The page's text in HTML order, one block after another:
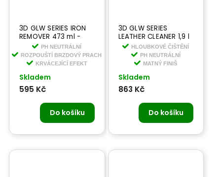
3D GLW SERIES IRON
REMOVER 473 ml -
čistič na kola s
krvácejícím efektem
PH NEUTRÁLNÍ
ROZPOUŠTÍ BRZDOVÝ PRACH
KRVÁCEJÍCÍ EFEKT
Skladem
595 Kč
Do košíku
3D GLW SERIES
LEATHER CLEANER 1,9 l
-čistič na kůži
HLOUBKOVÉ ČIŠTĚNÍ
PH NEUTRÁLNÍ
MATNÝ FINIŠ
Skladem
863 Kč
Do košíku